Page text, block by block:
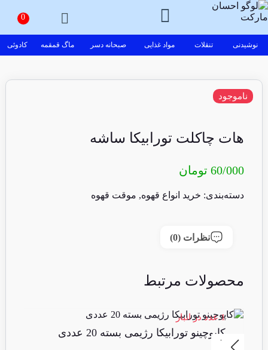
نوشیدنی تنقلات مواد غذایی صبحانه دسر ماگ قمقمه کادوئی
هات چاکلت تورابیکا ساشه
60/000 تومان
ناموجود
دسته‌بندی: خرید انواع قهوه, موقت قهوه
نظرات (0)
محصولات مرتبط
1 عدد در انبار
کاپوچینو تورابیکا رژیمی بسته 20 عددی